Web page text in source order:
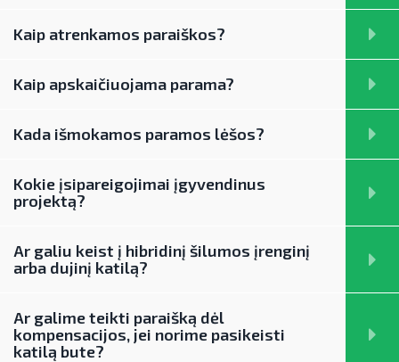
Energetikos bendrijos
Vandenilis
Pažangos skatinant AEI plėtrą
AEI transporte
įrenginius
AIE gamybos įrenginių montuotojų
Savivaldybių AIE naudojimo plėtros
stebėsena
Energetika išsamiai
Degalų ir naftos sektorius
Kelių transporto sektorius
Informacija apie paslaugų teikimą
LIFE IP EnerLIT
ENSMOV Plus
CompositeCircle
StreamSAVEplus
Pažangos įgyvendinant EVE tikslus
ataskaitos
Energijos tiekėjų ir įmonių sutaupymo
susitarimų įgyvendinimas
Kaip atrenkamos paraiškos?
Kaip apskaičiuojama parama?
Kada išmokamos paramos lėšos?
Kokie įsipareigojimai įgyvendinus
projektą?
Ar galiu keist į hibridinį šilumos įrenginį
arba dujinį katilą?
Ar galime teikti paraišką dėl
kompensacijos, jei norime pasikeisti
katilą bute?